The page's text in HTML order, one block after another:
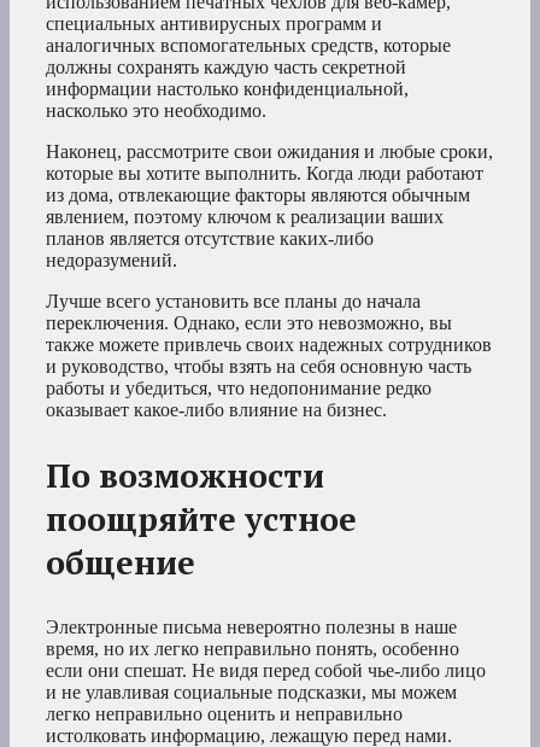
специальных антивирусных программ и
аналогичных вспомогательных средств, которые
должны сохранять каждую часть секретной
информации настолько конфиденциальной,
насколько это необходимо.
Наконец, рассмотрите свои ожидания и любые сроки,
которые вы хотите выполнить. Когда люди работают
из дома, отвлекающие факторы являются обычным
явлением, поэтому ключом к реализации ваших
планов является отсутствие каких-либо
недоразумений.
Лучше всего установить все планы до начала
переключения. Однако, если это невозможно, вы
также можете привлечь своих надежных сотрудников
и руководство, чтобы взять на себя основную часть
работы и убедиться, что недопонимание редко
оказывает какое-либо влияние на бизнес.
По возможности
поощряйте устное
общение
Электронные письма невероятно полезны в наше
время, но их легко неправильно понять, особенно
если они спешат. Не видя перед собой чье-либо лицо
и не улавливая социальные подсказки, мы можем
легко неправильно оценить и неправильно
истолковать информацию, лежащую перед нами.